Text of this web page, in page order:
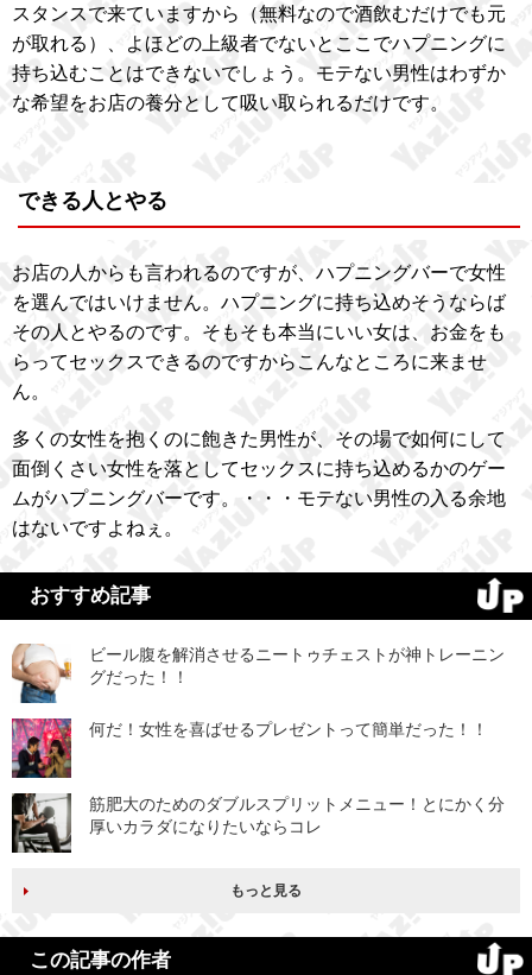
スタンスで来ていますから（無料なので酒飲むだけでも元
が取れる）、よほどの上級者でないとここでハプニングに
持ち込むことはできないでしょう。モテない男性はわずか
な希望をお店の養分として吸い取られるだけです。
できる人とやる
お店の人からも言われるのですが、ハプニングバーで女性
を選んではいけません。ハプニングに持ち込めそうならば
その人とやるのです。そもそも本当にいい女は、お金をも
らってセックスできるのですからこんなところに来ませ
ん。
多くの女性を抱くのに飽きた男性が、その場で如何にして
面倒くさい女性を落としてセックスに持ち込めるかのゲー
ムがハプニングバーです。・・・モテない男性の入る余地
はないですよねぇ。
おすすめ記事
ビール腹を解消させるニートゥチェストが神トレーニン
グだった！！
何だ！女性を喜ばせるプレゼントって簡単だった！！
筋肥大のためのダブルスプリットメニュー！とにかく分
厚いカラダになりたいならコレ
もっと見る
この記事の作者